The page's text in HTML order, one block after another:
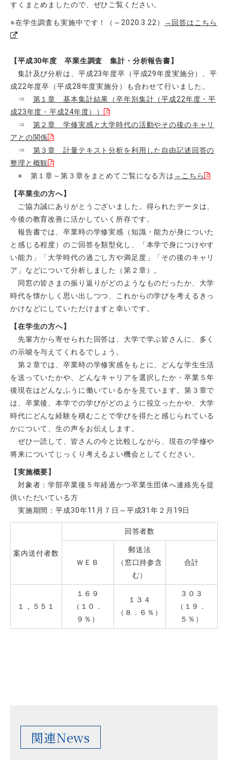
すくまとめましたので、ぜひご覧ください。
※在学生調査も実施中です！（～2020.3.22） →回答はこちら
【平成30年度 卒業生調査 集計・分析報告書】
集計及び分析は、平成23年度卒（平成29年度実施分）、平
成22年度卒（平成28年度実施分）も合わせて行いました。
⇒ 第１章 基本集計結果（卒年別集計（平成22年度・平
成23年度・平成24年度））
⇒ 第２章 学修実感と大学時代の活動やその後のキャリ
アとの関係
⇒ 第３章 計量テキスト分析を利用した自由記述回答の
整理と概観
※ 第１章～第３章をまとめてご覧になる方は →こちら
【卒業生の方へ】
ご協力誠にありがとうございました。得られたデータは、
今後の教育改善に活かしていく所存です。
報告書では、卒業時の学修実感（知識・能力が身についた
と感じる程度）のご回答を類型化し、「本学で身につけやす
い能力」「大学時代の過ごし方や満足度」「その後のキャリ
ア」などについて分析しました（第２章）。
同窓の皆さまの振り返りがどのようなものだったか、大学
時代を懐かしく思い出しつつ、これからの学びを考えるきっ
かけなどにしていただけますと幸いです。
【在学生の方へ】
先輩方から寄せられた回答は、大学で学ぶ皆さんに、多く
の示唆を与えてくれるでしょう。
第２章では、卒業時の学修実感をもとに、どんな学生生活
を送っていたかや、どんなキャリアを選択したか・卒業５年
後現在はどんなふうに働いているかを見ています。第３章で
は、卒業後、本学での学びがどのように役立ったかや、大学
時代にどんな経験を積むことで学びを得たと感じられている
かについて、生の声をお伝えします。
ぜひ一読して、皆さんの今と比較しながら、現在の学修や
将来についてじっくり考えるよい機会としてください。
【実施概要】
対象者：学部卒業後５年経過かつ卒業生団体へ連絡先を提
供いただいている方
実施期間：平成30年11月７日～平成31年２月19日
案内送付者数
回答者数
ＷＥＢ
郵送法
（窓口持参含
む）
合計
１，５５１
１６９
（１０．
９％）
１３４
（８．６％）
３０３
（１９．
５％）
関連News